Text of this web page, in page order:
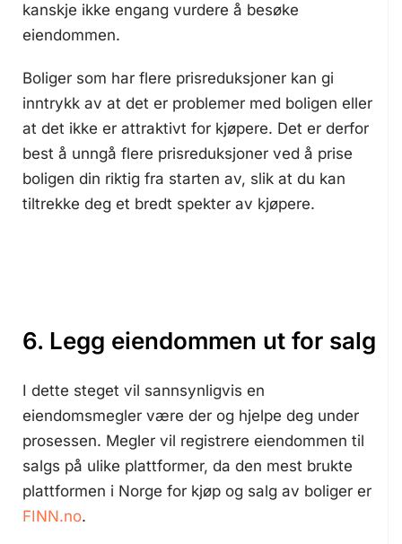
kanskje ikke engang vurdere å besøke
eiendommen.
Boliger som har flere prisreduksjoner kan gi
inntrykk av at det er problemer med boligen eller
at det ikke er attraktivt for kjøpere. Det er derfor
best å unngå flere prisreduksjoner ved å prise
boligen din riktig fra starten av, slik at du kan
tiltrekke deg et bredt spekter av kjøpere.
6. Legg eiendommen ut for salg
I dette steget vil sannsynligvis en
eiendomsmegler være der og hjelpe deg under
prosessen. Megler vil registrere eiendommen til
salgs på ulike plattformer, da den mest brukte
plattformen i Norge for kjøp og salg av boliger er
FINN.no.